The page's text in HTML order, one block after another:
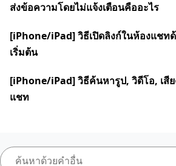
ส่งข้อความโดยไม่แจ้งเตือนคืออะไร
[iPhone/iPad] วิธีเปิดลิงก์ในห้องแชทด้
เริ่มต้น
[iPhone/iPad] วิธีค้นหารูป, วิดีโอ, เสี
แชท